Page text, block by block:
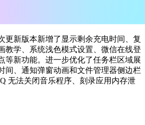
更新版本新增了显示剩余充电时间、复
教学、系统浅色模式设置、微信在线登
等新功能。进一步优化了任务栏区域展
间、通知弹窗动画和文件管理器侧边栏
无法关闭音乐程序、刻录应用内存泄